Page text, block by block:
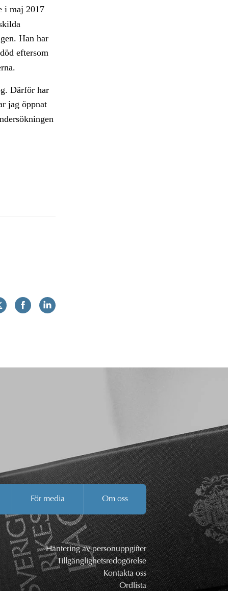
i maj 2017
Han har
eftersom
Därför har
jag öppnat
För media Om oss
Hantering av personuppgifter
Tillgänglighetsredogörelse
Kontakta oss
Ordlista